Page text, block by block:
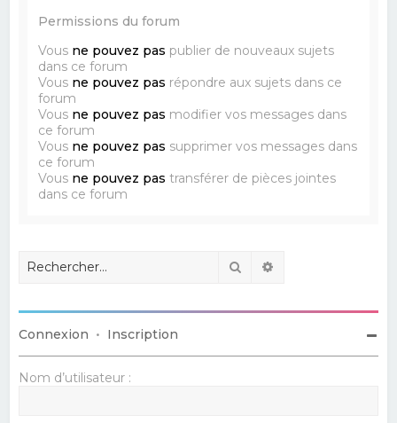
Permissions du forum
Vous ne pouvez pas publier de nouveaux sujets
dans ce forum
Vous ne pouvez pas répondre aux sujets dans ce
forum
Vous ne pouvez pas modifier vos messages dans
ce forum
Vous ne pouvez pas supprimer vos messages dans
ce forum
Vous ne pouvez pas transférer de pièces jointes
dans ce forum
Rechercher
Connexion • Inscription
Nom d’utilisateur :